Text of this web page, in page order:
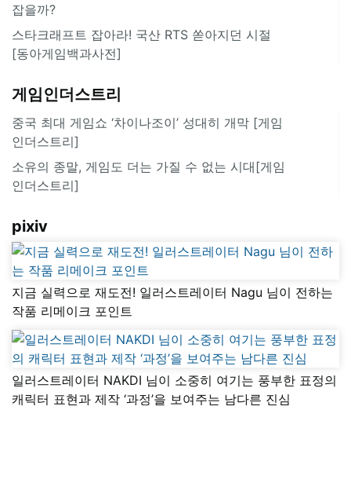
잡을까?
스타크래프트 잡아라! 국산 RTS 쏟아지던 시절
[동아게임백과사전]
게임인더스트리
중국 최대 게임쇼 ‘차이나조이’ 성대히 개막 [게임
인더스트리]
소유의 종말, 게임도 더는 가질 수 없는 시대[게임
인더스트리]
pixiv
지금 실력으로 재도전! 일러스트레이터 Nagu 님이 전하는
작품 리메이크 포인트
일러스트레이터 NAKDI 님이 소중히 여기는 풍부한 표정의
캐릭터 표현과 제작 ‘과정’을 보여주는 남다른 진심